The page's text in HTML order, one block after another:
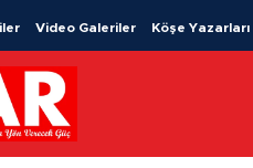
Video Galeriler Köşe Yazarları